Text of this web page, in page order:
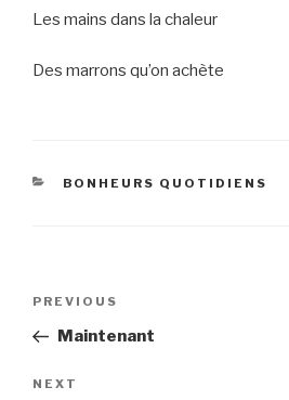
Les mains dans la chaleur
Des marrons qu’on achète
CATEGORIES
BONHEURS QUOTIDIENS
Previous
Post
PREVIOUS
Maintenant
Next
NEXT